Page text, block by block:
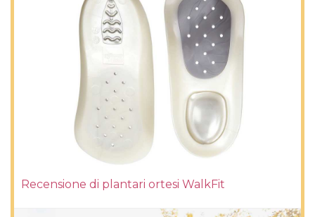
Recensione di plantari ortesi WalkFit